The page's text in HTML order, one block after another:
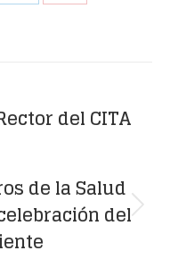
del CITA
de la Salud
del